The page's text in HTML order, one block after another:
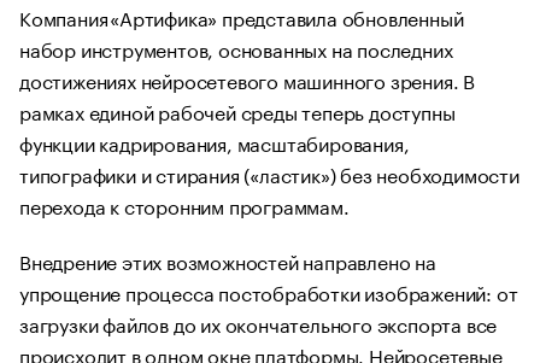
Компания «Артифика» представила обновленный
набор инструментов, основанных на последних
достижениях нейросетевого машинного зрения. В
рамках единой рабочей среды теперь доступны
функции кадрирования, масштабирования,
типографики и стирания («ластик») без необходимости
перехода к сторонним программам.
Внедрение этих возможностей направлено на
упрощение процесса постобработки изображений: от
загрузки файлов до их окончательного экспорта все
происходит в одном окне платформы. Нейросетевые